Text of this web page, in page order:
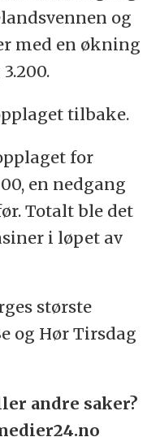
og
med en økning
tilbake.
for
en nedgang
Totalt ble det
i løpet av
største
og Hør Tirsdag
andre saker?